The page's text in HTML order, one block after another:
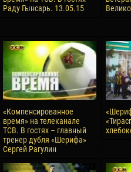
22 March
Samba KONÉ
26 March
Vitor Hugo Morais de OLIVEIRA
28 March
Raí LOPES DE OLIVEIRA
28
10
15
Ivan
Раду Гынсарь. 13.05.15
«Компенсированное
время» на телеканале
ТСВ. В гостях – главный
тренер дубля «Шерифа»
Сергей Рагулин